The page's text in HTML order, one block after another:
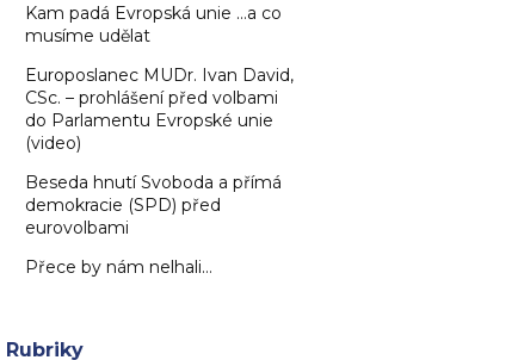
Kam padá Evropská unie …a co
musíme udělat
Europoslanec MUDr. Ivan David,
CSc. – prohlášení před volbami
do Parlamentu Evropské unie
(video)
Beseda hnutí Svoboda a přímá
demokracie (SPD) před
eurovolbami
Přece by nám nelhali…
Rubriky